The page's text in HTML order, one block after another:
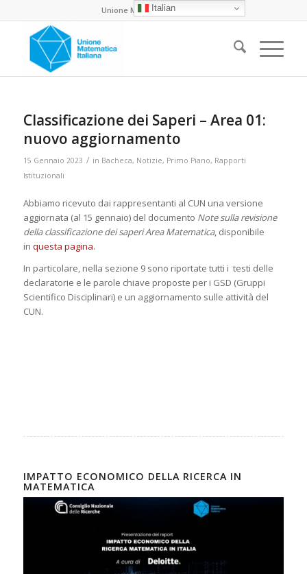
Unione Matematica Italiana
Classificazione dei Saperi – Area 01:
nuovo aggiornamento
15 Gennaio 2023 / in Bacheca, Notizie, Primo Piano, Rapporti
Istituzionali
Abbiamo ricevuto dai rappresentanti al CUN una versione
aggiornata (al 15 gennaio) del documento Note sulla revisione
della classificazione dei saperi Area Matematica, disponibile
in questa pagina.
In particolare, nella sezione 9 sono riportate tutti i testi delle
declaratorie e le parole chiave proposte per i GSD (Gruppi
Scientifico Disciplinari) e un aggiornamento sulle attività del
CUN.
IMPATTO ECONOMICO DELLA RICERCA IN
MATEMATICA
Italian